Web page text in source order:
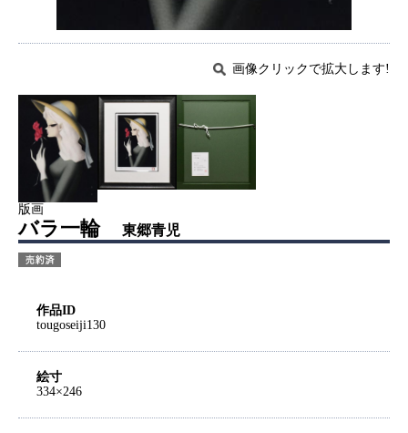
画像クリックで拡大します!
版画
バラ一輪 東郷青児
作品ID
tougoseiji130
絵寸
334×246